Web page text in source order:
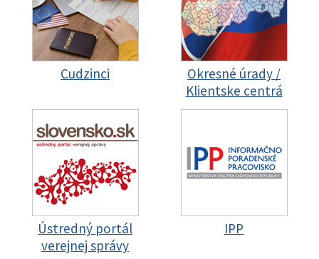
Cudzinci
Okresné úrady /
Klientske centrá
Ústredný portál
verejnej správy
IPP